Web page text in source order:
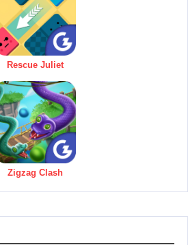
Rescue Juliet
Zigzag Clash